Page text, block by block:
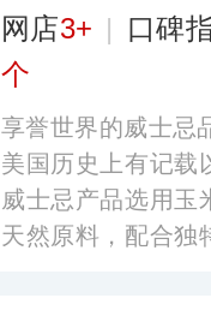
网店3+ | 口碑
个
享誉世界的威士忌
美国历史上有记载
威士忌产品选用玉
天然原料，配合独